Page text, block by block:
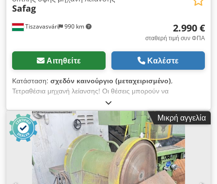
Tiszavasvári 990 km
Safag
2.990 €
σταθερή τιμή συν ΦΠΑ
Αιτηθείτε Καλέστε
Κατάσταση: σχεδόν καινούργιο (μεταχειρισμένο),
Τετραθέσια μηχανή λείανσης! Οι θέσεις μπορούν να
τοποθετηθούν χωριστά. Κατάλληλη κυρίως για λείανση
πρισμάτων και τόρνων! Ο πύργος κινείται μπρος-πίσω με
υδραυλικό σύστημα! Πολύ ακριβές, απλό και γρήγορο
μηχάνημα! Δυνατότητα δοκιμής επί τόπου! Credpfx Aszfyxhjm
Esf
Μικρή αγγελία